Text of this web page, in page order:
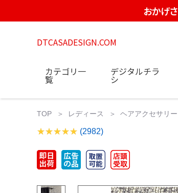
おかげ
DTCASADESIGN.COM
カテゴリ一
覧
デジタルチラ
シ
TOP レディース ヘアアクセサリー
(2982)